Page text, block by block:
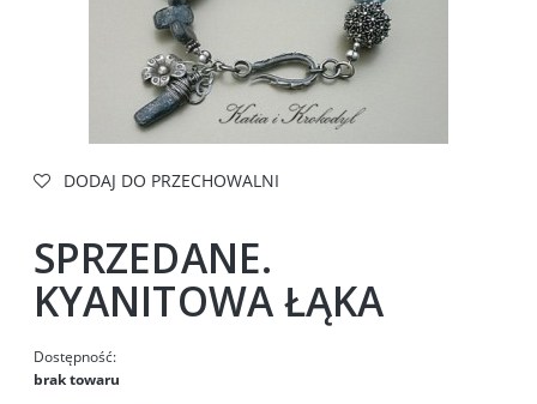
DODAJ DO PRZECHOWALNI
SPRZEDANE.
KYANITOWA ŁĄKA
Dostępność:
brak towaru